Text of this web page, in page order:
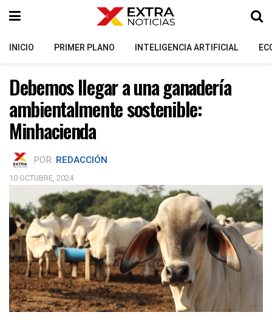
INICIO PRIMER PLANO INTELIGENCIA ARTIFICIAL
Debemos llegar a una ganadería
ambientalmente sostenible:
Minhacienda
POR: REDACCIÓN
10 OCTUBRE, 2024